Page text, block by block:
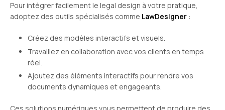
Pour intégrer facilement le legal design à votre pratique,
adoptez des outils spécialisés comme LawDesigner :
Créez des modèles interactifs et visuels.
Travaillez en collaboration avec vos clients en temps
réel.
Ajoutez des éléments interactifs pour rendre vos
documents dynamiques et engageants.